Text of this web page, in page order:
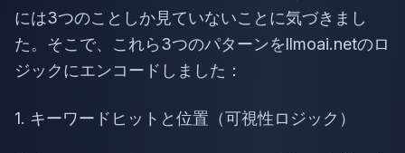
には3つのことしか見ていないことに気づきまし
た。そこで、これら3つのパターンをllmoai.netのロ
ジックにエンコードしました：
1. キーワードヒットと位置（可視性ロジック）